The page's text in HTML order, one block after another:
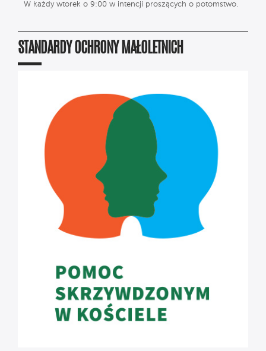
W każdy wtorek o 9:00 w intencji proszących o potomstwo.
STANDARDY OCHRONY MAŁOLETNICH